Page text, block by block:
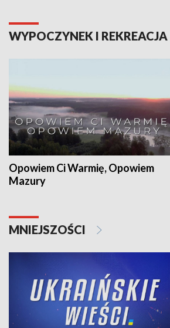
WYPOCZYNEK I REKREACJA
Opowiem Ci Warmię, Opowiem
Mazury
MNIEJSZOŚCI